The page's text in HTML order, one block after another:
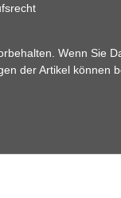
Wenn Sie
der Artikel können